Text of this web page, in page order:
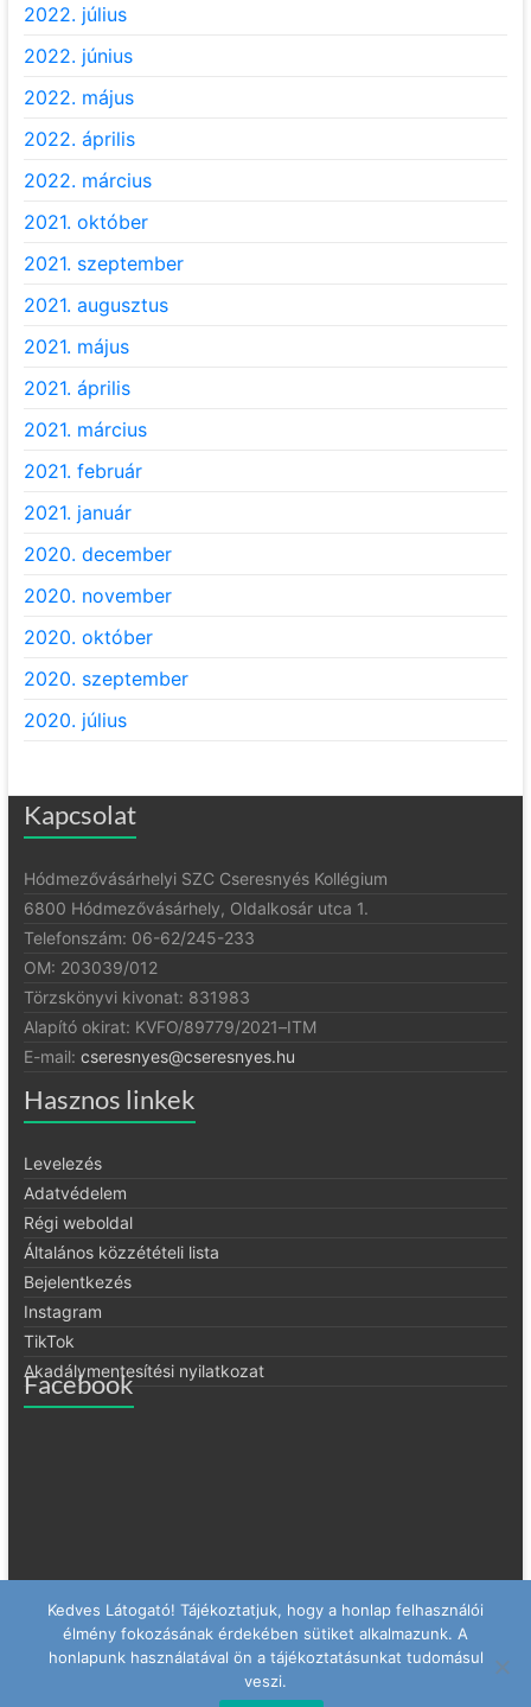
2022. július
2022. június
2022. május
2022. április
2022. március
2021. október
2021. szeptember
2021. augusztus
2021. május
2021. április
2021. március
2021. február
2021. január
2020. december
2020. november
2020. október
2020. szeptember
2020. július
Kapcsolat
Hódmezővásárhelyi SZC Cseresnyés Kollégium
6800 Hódmezővásárhely, Oldalkosár utca 1.
Telefonszám: 06-62/245-233
OM: 203039/012
Törzskönyvi kivonat: 831983
Alapító okirat: KVFO/89779/2021–ITM
E-mail: cseresnyes@cseresnyes.hu
Hasznos linkek
Levelezés
Adatvédelem
Régi weboldal
Általános közzétételi lista
Bejelentkezés
Instagram
TikTok
Akadálymentesítési nyilatkozat
Facebook
Hódmezővásárhelyi SZC Cseresnyés Kollégium
Kedves Látogató! Tájékoztatjuk, hogy a honlap felhasználói
élmény fokozásának érdekében sütiket alkalmazunk. A
honlapunk használatával ön a tájékoztatásunkat tudomásul
veszi.